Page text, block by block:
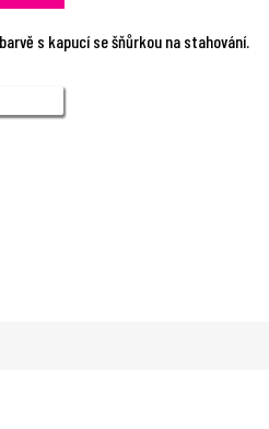
s kapucí se šňůrkou na stahování.